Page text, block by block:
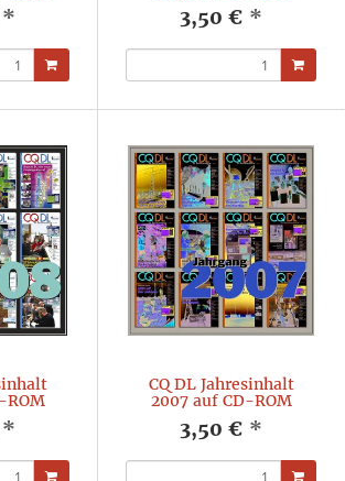
* 3,50 € *
ROM
*
CQ DL Jahresinhalt
2007 auf CD-ROM
3,50 € *